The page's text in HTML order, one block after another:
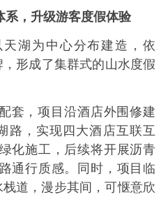
系，升级游客度假体验
湖为中心分布建造，依
，形成了集群式的山水度假
套，项目沿酒店外围修建
路，实现四大酒店互联互
化施工，后续将开展沥青
通行质感。同时，项目临
道，漫步其间，可惬意欣